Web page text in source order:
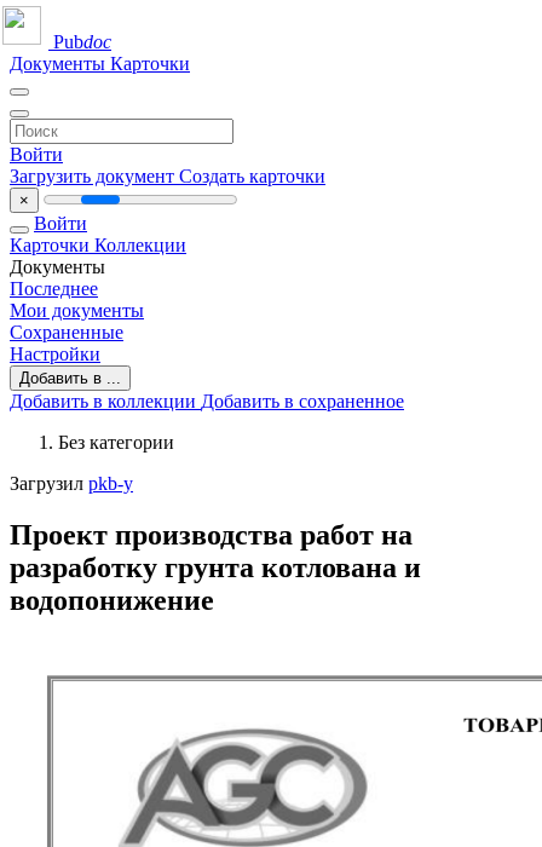
Pubdoc
Документы Карточки
Войти
Загрузить документ Создать карточки
×
Войти
Карточки Коллекции
Документы
Последнее
Мои документы
Сохраненные
Настройки
Добавить в ...
Добавить в коллекции Добавить в сохраненное
Без категории
Загрузил pkb-y
Проект производства работ на
разработку грунта котлована и
водопонижение